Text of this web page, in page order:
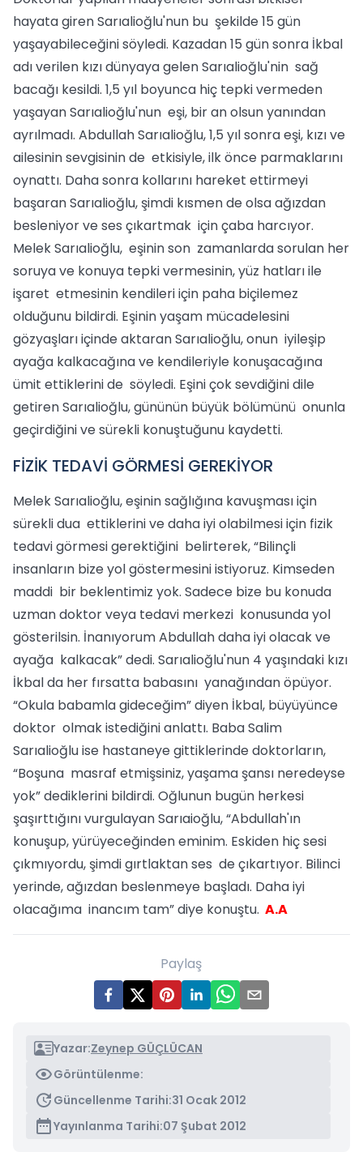
hayata giren Sarıalioğlu'nun bu şekilde 15 gün
yaşayabileceğini söyledi. Kazadan 15 gün sonra İkbal
adı verilen kızı dünyaya gelen Sarıalioğlu'nin sağ
bacağı kesildi. 1,5 yıl boyunca hiç tepki vermeden
yaşayan Sarıalioğlu'nun eşi, bir an olsun yanından
ayrılmadı. Abdullah Sarıalioğlu, 1,5 yıl sonra eşi, kızı ve
ailesinin sevgisinin de etkisiyle, ilk önce parmaklarını
oynattı. Daha sonra kollarını hareket ettirmeyi
başaran Sarıalioğlu, şimdi kısmen de olsa ağızdan
besleniyor ve ses çıkartmak için çaba harcıyor.
Melek Sarıalioğlu, eşinin son zamanlarda sorulan her
soruya ve konuya tepki vermesinin, yüz hatları ile
işaret etmesinin kendileri için paha biçilemez
olduğunu bildirdi. Eşinin yaşam mücadelesini
gözyaşları içinde aktaran Sarıalioğlu, onun iyileşip
ayağa kalkacağına ve kendileriyle konuşacağına
ümit ettiklerini de söyledi. Eşini çok sevdiğini dile
getiren Sarıalioğlu, gününün büyük bölümünü onunla
geçirdiğini ve sürekli konuştuğunu kaydetti.
FİZİK TEDAVİ GÖRMESİ GEREKİYOR
Melek Sarıalioğlu, eşinin sağlığına kavuşması için
sürekli dua ettiklerini ve daha iyi olabilmesi için fizik
tedavi görmesi gerektiğini belirterek, “Bilinçli
insanların bize yol göstermesini istiyoruz. Kimseden
maddi bir beklentimiz yok. Sadece bize bu konuda
uzman doktor veya tedavi merkezi konusunda yol
gösterilsin. İnanıyorum Abdullah daha iyi olacak ve
ayağa kalkacak” dedi. Sarıalioğlu'nun 4 yaşındaki kızı
İkbal da her fırsatta babasını yanağından öpüyor.
“Okula babamla gideceğim” diyen İkbal, büyüyünce
doktor olmak istediğini anlattı. Baba Salim
Sarıalioğlu ise hastaneye gittiklerinde doktorların,
“Boşuna masraf etmişsiniz, yaşama şansı neredeyse
yok” dediklerini bildirdi. Oğlunun bugün herkesi
şaşırttığını vurgulayan Sarıaioğlu, “Abdullah'ın
konuşup, yürüyeceğinden eminim. Eskiden hiç sesi
çıkmıyordu, şimdi gırtlaktan ses de çıkartıyor. Bilinci
yerinde, ağızdan beslenmeye başladı. Daha iyi
olacağıma inancım tam” diye konuştu. A.A
Paylaş
Yazar:Zeynep GÜÇLÜCAN
Görüntülenme:
Güncellenme Tarihi:31 Ocak 2012
Yayınlanma Tarihi:07 Şubat 2012